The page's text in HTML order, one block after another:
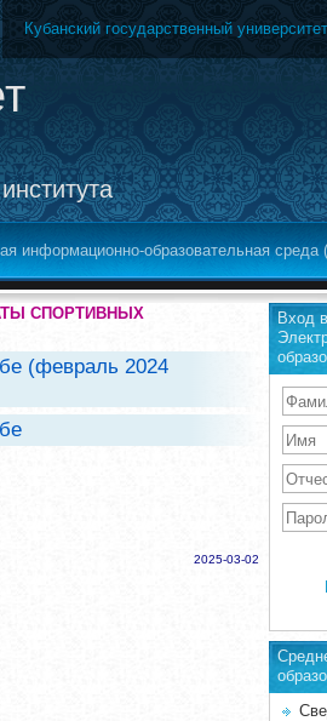
Кубанский государственный университет
информационно-образовательная
СПОРТИВНЫХ
(февраль 2024
2025-03-02
Вход в